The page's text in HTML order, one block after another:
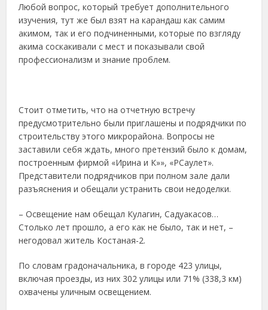
Любой вопрос, который требует дополнительного
изучения, тут же был взят на карандаш как самим
акимом, так и его подчиненными, которые по взгляду
акима соскакивали с мест и показывали свой
профессионализм и знание проблем.
Стоит отметить, что на отчетную встречу
предусмотрительно были приглашены и подрядчики по
строительству этого микрорайона. Вопросы не
заставили себя ждать, много претензий было к домам,
построенным фирмой «Ирина и К»», «РСаулет».
Представители подрядчиков при полном зале дали
разъяснения и обещали устранить свои недоделки.
– Освещение нам обещал Кулагин, Садуакасов…
Столько лет прошло, а его как не было, так и нет, –
негодовал житель Костаная-2.
По словам градоначальника, в городе 423 улицы,
включая проезды, из них 302 улицы или 71% (338,3 км)
охвачены уличным освещением.